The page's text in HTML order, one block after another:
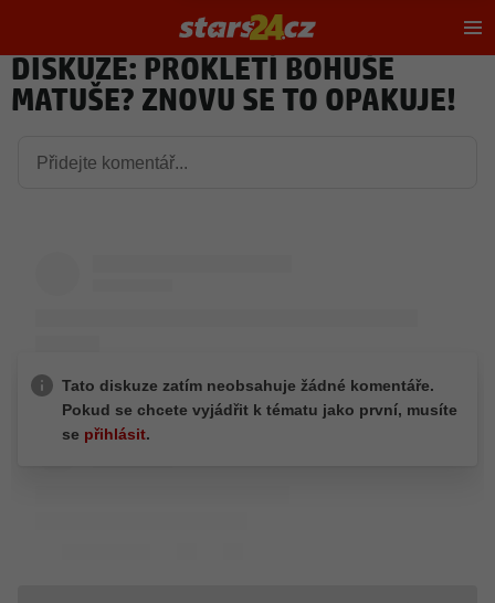
DISKUZE: PROKLETÍ BOHUŠE
MATUŠE? ZNOVU SE TO OPAKUJE!